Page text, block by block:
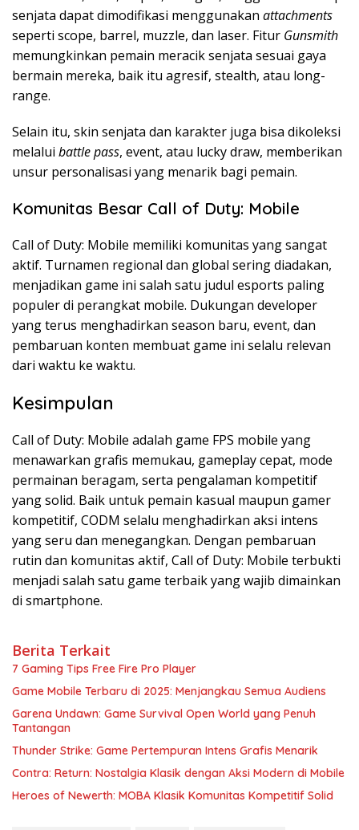
senjata dapat dimodifikasi menggunakan attachments
seperti scope, barrel, muzzle, dan laser. Fitur Gunsmith
memungkinkan pemain meracik senjata sesuai gaya
bermain mereka, baik itu agresif, stealth, atau long-
range.
Selain itu, skin senjata dan karakter juga bisa dikoleksi
melalui battle pass, event, atau lucky draw, memberikan
unsur personalisasi yang menarik bagi pemain.
Komunitas Besar Call of Duty: Mobile
Call of Duty: Mobile memiliki komunitas yang sangat
aktif. Turnamen regional dan global sering diadakan,
menjadikan game ini salah satu judul esports paling
populer di perangkat mobile. Dukungan developer
yang terus menghadirkan season baru, event, dan
pembaruan konten membuat game ini selalu relevan
dari waktu ke waktu.
Kesimpulan
Call of Duty: Mobile adalah game FPS mobile yang
menawarkan grafis memukau, gameplay cepat, mode
permainan beragam, serta pengalaman kompetitif
yang solid. Baik untuk pemain kasual maupun gamer
kompetitif, CODM selalu menghadirkan aksi intens
yang seru dan menegangkan. Dengan pembaruan
rutin dan komunitas aktif, Call of Duty: Mobile terbukti
menjadi salah satu game terbaik yang wajib dimainkan
di smartphone.
Berita Terkait
7 Gaming Tips Free Fire Pro Player
Game Mobile Terbaru di 2025: Menjangkau Semua Audiens
Garena Undawn: Game Survival Open World yang Penuh
Tantangan
Thunder Strike: Game Pertempuran Intens Grafis Menarik
Contra: Return: Nostalgia Klasik dengan Aksi Modern di Mobile
Heroes of Newerth: MOBA Klasik Komunitas Kompetitif Solid